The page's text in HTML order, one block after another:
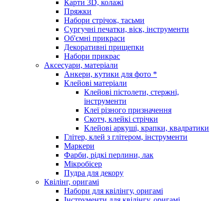
Карти 3D, колажі
Пряжки
Набори стрічок, тасьми
Сургучні печатки, віск, інструменти
Об'ємні прикраси
Декоративні прищепки
Набори прикрас
Аксесуари, матеріали
Анкери, кутики для фото *
Клейові матеріали
Клейові пістолети, стержні,
інструменти
Клеї різного призначення
Скотч, клейкі стрічки
Клейові аркуші, крапки, квадратики
Глітер, клей з глітером, інструменти
Маркери
Фарби, рідкі перлини, лак
Мікробісер
Пудра для декору
Квілінг, оригамі
Набори для квілінгу, оригамі